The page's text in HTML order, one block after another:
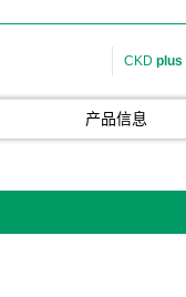
CKD plus
产品信息